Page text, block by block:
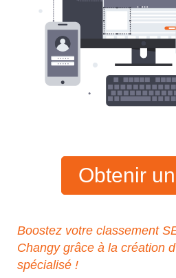
Obtenir
Boostez votre classement
Changy grâce à la création
spécialisé !